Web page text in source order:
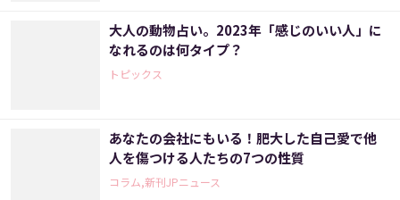
大人の動物占い。2023年「感じのいい人」に
なれるのは何タイプ？
トピックス
あなたの会社にもいる！肥大した自己愛で他
人を傷つける人たちの7つの性質
コラム,新刊JPニュース